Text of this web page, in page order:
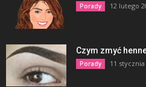
Porady 12 lutego
Czym zmyć
Porady 11 stycznia